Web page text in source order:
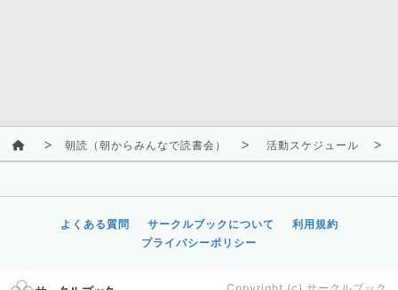
朝読（朝からみんなで読書会） 活動スケジュール
よくある質問 サークルブックについて
利用規約
プライバシーポリシー